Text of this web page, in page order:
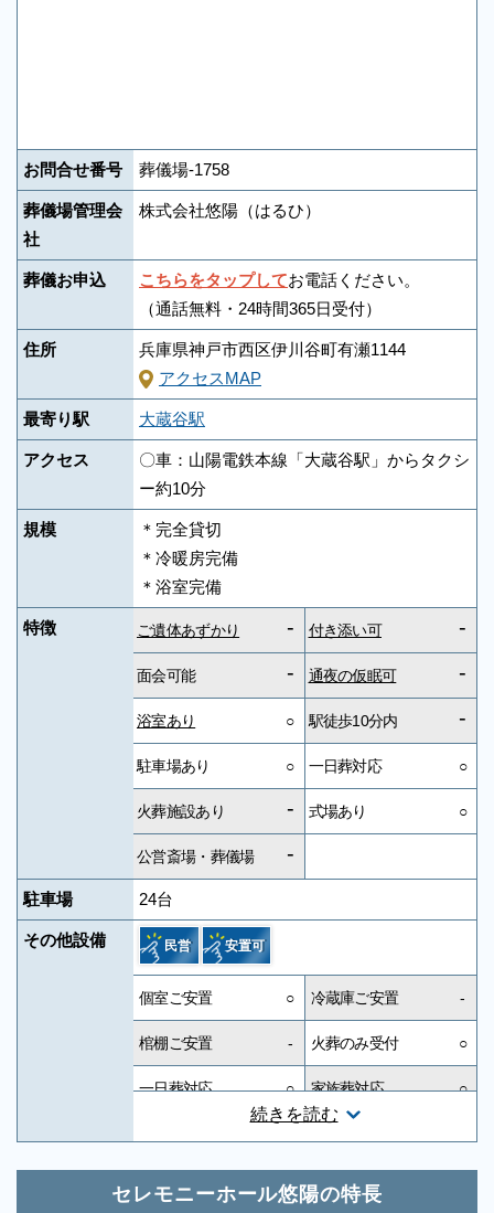
お問合せ番号 葬儀場-1758
葬儀場管理会
社
株式会社悠陽（はるひ）
葬儀お申込 こちらをタップしてお電話ください。
（通話無料・24時間365日受付）
住所
兵庫県神戸市西区伊川谷町有瀬1144
アクセスMAP
最寄り駅 大蔵谷駅
アクセス
〇車：山陽電鉄本線「大蔵谷駅」からタクシ
ー約10分
規模
＊完全貸切
＊冷暖房完備
＊浴室完備
特徴 ご遺体あずかり - 付き添い可 -
面会可能 - 通夜の仮眠可 -
浴室あり ○ 駅徒歩10分内 -
駐車場あり ○ 一日葬対応 ○
火葬施設あり - 式場あり ○
公営斎場・葬儀場 -
駐車場 24台
その他設備 民営 安置可
続きを読む
個室ご安置 ○ 冷蔵庫ご安置 -
棺棚ご安置 - 火葬のみ受付 ○
一日葬対応 ○ 家族葬対応 ○
セレモニーホール悠陽の特長